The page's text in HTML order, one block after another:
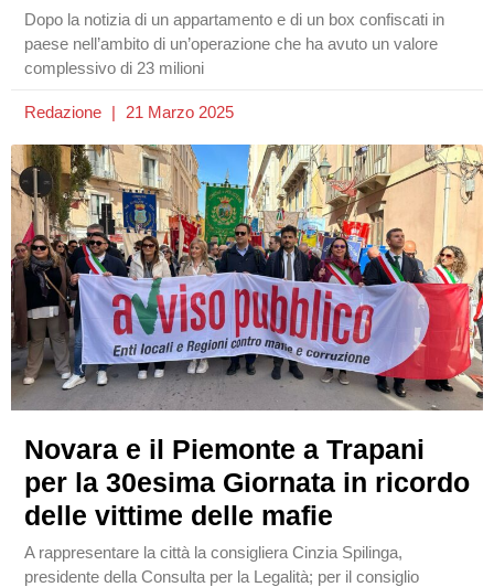
Dopo la notizia di un appartamento e di un box confiscati in
paese nell’ambito di un’operazione che ha avuto un valore
complessivo di 23 milioni
Redazione 21 Marzo 2025
Novara e il Piemonte a Trapani
per la 30esima Giornata in ricordo
delle vittime delle mafie
A rappresentare la città la consigliera Cinzia Spilinga,
presidente della Consulta per la Legalità; per il consiglio